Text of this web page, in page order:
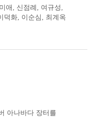
애, 신점례, 여규성,
덕화, 이순심, 최계옥
아나바다 장터를